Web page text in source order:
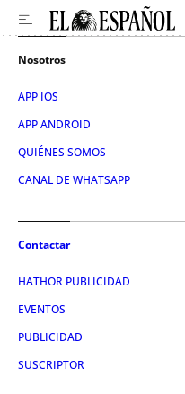
Nosotros
APP IOS
APP ANDROID
QUIÉNES SOMOS
CANAL DE WHATSAPP
Contactar
HATHOR PUBLICIDAD
EVENTOS
PUBLICIDAD
SUSCRIPTOR